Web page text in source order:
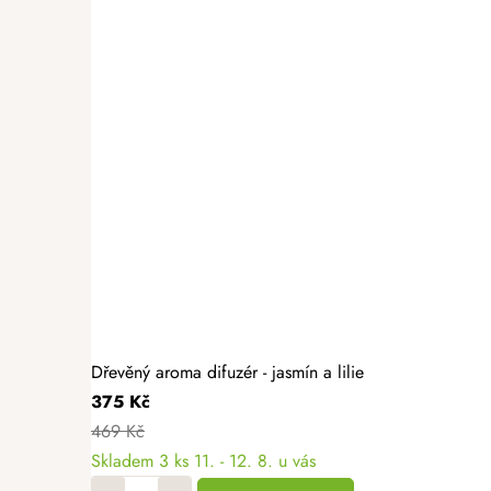
Dřevěný aroma difuzér - jasmín a lilie
375 Kč
469 Kč
Skladem 3 ks 11. - 12. 8. u vás